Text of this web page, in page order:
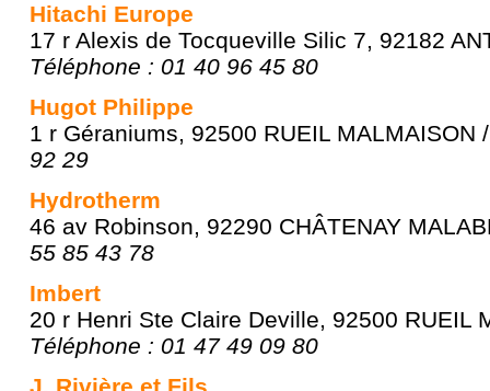
Hitachi Europe
17 r Alexis de Tocqueville Silic 7, 92182
Téléphone : 01 40 96 45 80
Hugot Philippe
1 r Géraniums, 92500 RUEIL MALMAISON
92 29
Hydrotherm
46 av Robinson, 92290 CHÂTENAY
55 85 43 78
Imbert
20 r Henri Ste Claire Deville, 92500 RUEIL
Téléphone : 01 47 49 09 80